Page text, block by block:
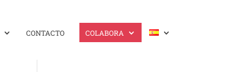
CONTACTO COLABORA